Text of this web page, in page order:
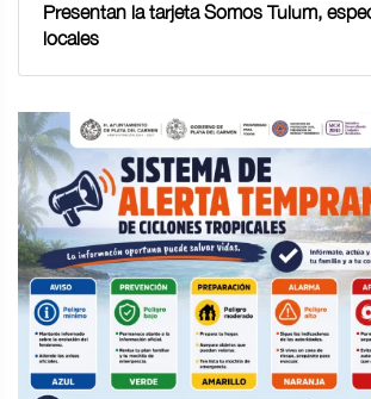
Presentan la tarjeta Somos Tulum,
locales